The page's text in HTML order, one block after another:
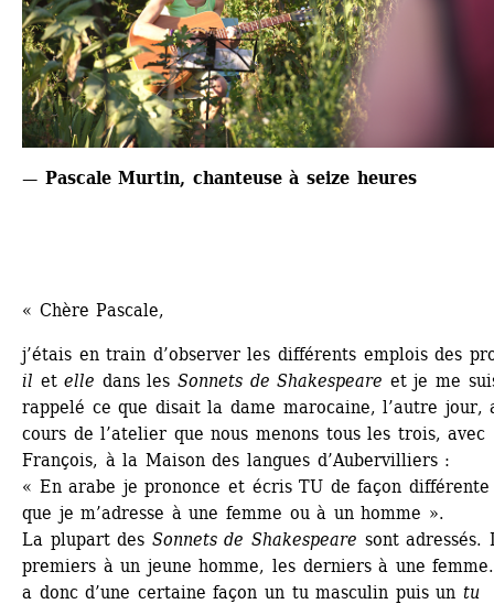
— Pascale Murtin, chanteuse à seize heures
« Chère Pascale,
j’étais en train d’observer les différents emplois des
il et elle dans les Sonnets de Shakespeare et je me
rappelé ce que disait la dame marocaine, l’autre jour,
cours de l’atelier que nous menons tous les trois, avec
François, à la Maison des langues d’Aubervilliers :
« En arabe je prononce et écris TU de façon différente
que je m’adresse à une femme ou à un homme ».
La plupart des Sonnets de Shakespeare sont adressés.
premiers à un jeune homme, les derniers à une
a donc d’une certaine façon un tu masculin puis un tu